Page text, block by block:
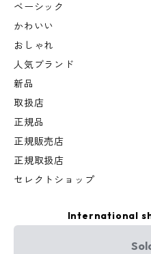
ベーシック
かわいい
おしゃれ
人気ブランド
新品
取扱店
正規品
正規販売店
正規取扱店
セレクトショップ
International